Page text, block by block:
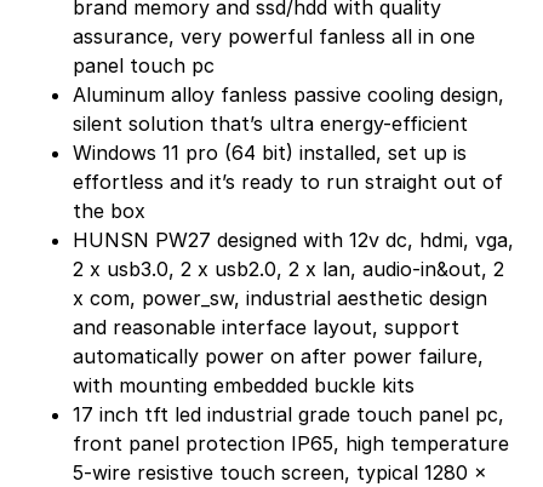
brand memory and ssd/hdd with quality
assurance, very powerful fanless all in one
panel touch pc
Aluminum alloy fanless passive cooling design,
silent solution that’s ultra energy-efficient
Windows 11 pro (64 bit) installed, set up is
effortless and it’s ready to run straight out of
the box
HUNSN PW27 designed with 12v dc, hdmi, vga,
2 x usb3.0, 2 x usb2.0, 2 x lan, audio-in&out, 2
x com, power_sw, industrial aesthetic design
and reasonable interface layout, support
automatically power on after power failure,
with mounting embedded buckle kits
17 inch tft led industrial grade touch panel pc,
front panel protection IP65, high temperature
5-wire resistive touch screen, typical 1280 x